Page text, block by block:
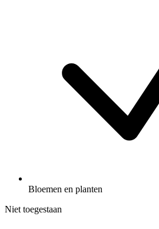
Bloemen en planten
Niet toegestaan